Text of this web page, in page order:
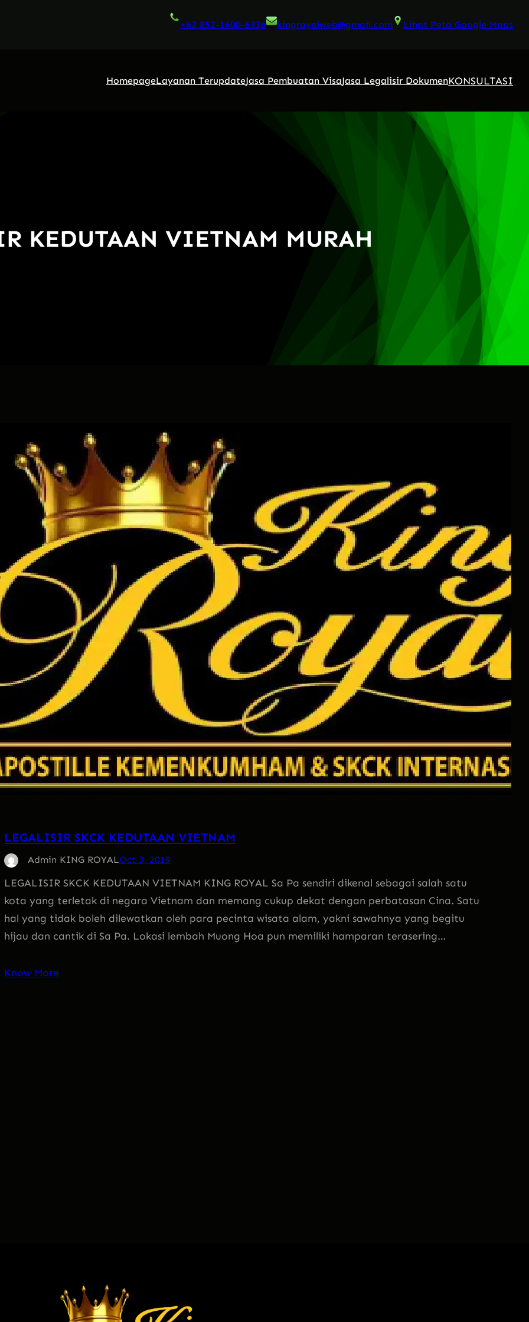
+62 852-1600-6336 kingroyalweb@gmail.com Lihat Peta Google Maps
HomepageLayanan TerupdateJasa Pembuatan VisaJasa Legalisir DokumenKONSULTASI
KEDUTAAN VIETNAM MURAH
LEGALISIR SKCK KEDUTAAN VIETNAM
Admin KING ROYALOct 3, 2019
LEGALISIR SKCK KEDUTAAN VIETNAM KING ROYAL Sa Pa sendiri dikenal sebagai salah satu
kota yang terletak di negara Vietnam dan memang cukup dekat dengan perbatasan Cina. Satu
hal yang tidak boleh dilewatkan oleh para pecinta wisata alam, yakni sawahnya yang begitu
hijau dan cantik di Sa Pa. Lokasi lembah Muong Hoa pun memiliki hamparan terasering…
Know More